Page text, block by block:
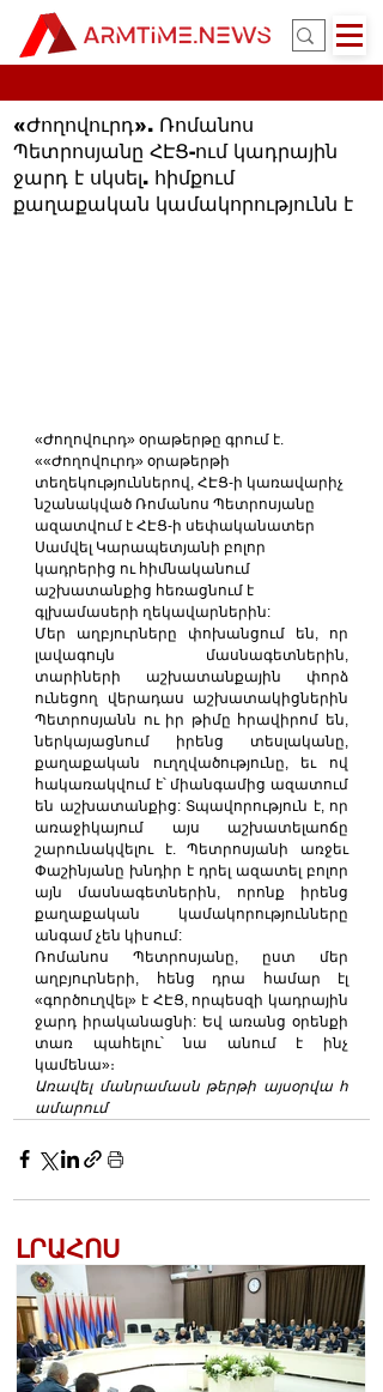
«Ժողովուրդ». Ռոմանոս
Պետրոսյանը ՀԷՑ-ում կադրային
ջարդ է սկսել. հիմքում
քաղաքական կամակորությունն է
«Ժողովուրդ» օրաթերթը գրում է.
««Ժողովուրդ» օրաթերթի
տեղեկություններով, ՀԷՑ-ի կառավարիչ
նշանակված Ռոմանոս Պետրոսյանը
ազատվում է ՀԷՑ-ի սեփականատեր
Սամվել Կարապետյանի բոլոր
կադրերից ու հիմնականում
աշխատանքից հեռացնում է
գլխամասերի ղեկավարներին:
Մեր աղբյուրները փոխանցում են, որ
լավագույն մասնագետներին,
տարիների աշխատանքային փորձ
ունեցող վերադաս աշխատակիցներին
Պետրոսյանն ու իր թիմը հրավիրոմ են,
ներկայացնում իրենց տեսլականը,
քաղաքական ուղղվածությունը, եւ ով
հակառակվում է՝ միանգամից ազատում
են աշխատանքից: Տպավորություն է, որ
առաջիկայում այս աշխատելաոճը
շարունակվելու է. Պետրոսյանի առջեւ
Փաշինյանը խնդիր է դրել ազատել բոլոր
այն մասնագետներին, որոնք իրենց
քաղաքական կամակորությունները
անգամ չեն կիսում:
Ռոմանոս Պետրոսյանը, ըստ մեր
աղբյուրների, հենց դրա համար էլ
«գործուղվել» է ՀԷՑ, որպեսզի կադրային
ջարդ իրականացնի: Եվ առանց օրենքի
տառ պահելու՝ նա անում է ինչ
կամենա»։
Առավել մանրամասն թերթի այսօրվա հ
ամարում
ԼՐԱՀՈՍ